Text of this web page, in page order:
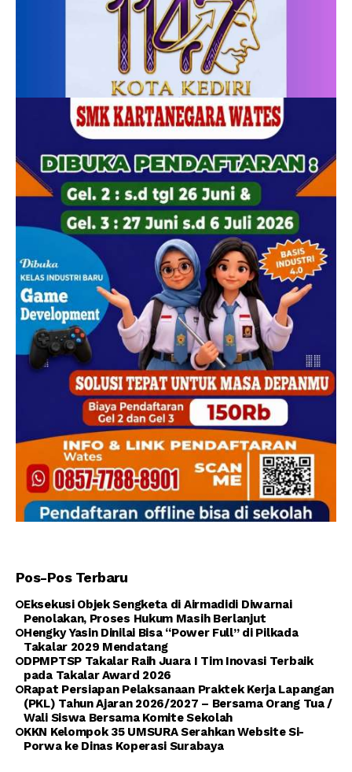
Pos-Pos Terbaru
Eksekusi Objek Sengketa di Airmadidi Diwarnai
Penolakan, Proses Hukum Masih Berlanjut
Hengky Yasin Dinilai Bisa “Power Full” di Pilkada
Takalar 2029 Mendatang
DPMPTSP Takalar Raih Juara I Tim Inovasi Terbaik
pada Takalar Award 2026
Rapat Persiapan Pelaksanaan Praktek Kerja Lapangan
(PKL) Tahun Ajaran 2026/2027 – Bersama Orang Tua /
Wali Siswa Bersama Komite Sekolah
KKN Kelompok 35 UMSURA Serahkan Website Si-
Porwa ke Dinas Koperasi Surabaya